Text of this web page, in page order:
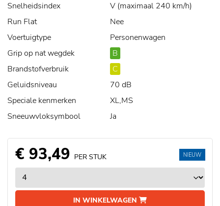
Snelheidsindex
V (maximaal 240 km/h)
Run Flat
Nee
Voertuigtype
Personenwagen
Grip op nat wegdek
B
Brandstofverbruik
C
Geluidsniveau
70 dB
Speciale kenmerken
XL,MS
Sneeuwvloksymbool
Ja
€ 93,49 PER STUK
IN WINKELWAGEN
NIEUW